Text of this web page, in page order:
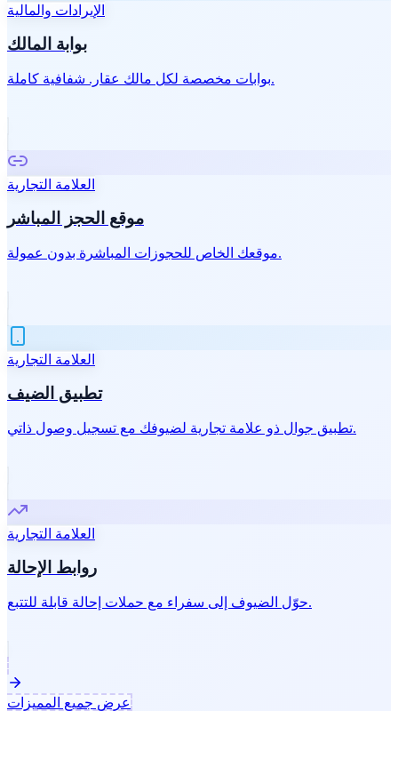
الإيرادات والمالية
بوابة المالك
بوابات مخصصة لكل مالك عقار. شفافية كاملة.
العلامة التجارية
موقع الحجز المباشر
موقعك الخاص للحجوزات المباشرة بدون عمولة.
العلامة التجارية
تطبيق الضيف
تطبيق جوال ذو علامة تجارية لضيوفك مع تسجيل وصول ذاتي.
العلامة التجارية
روابط الإحالة
حوّل الضيوف إلى سفراء مع حملات إحالة قابلة للتتبع.
عرض جميع المميزات